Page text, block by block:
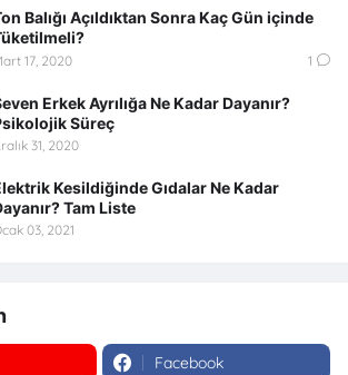
Balığı Açıldıktan Sonra Kaç Gün içinde
17, 2020 1
Erkek Ayrılığa Ne Kadar Dayanır?
Süreç
31, 2020
Kesildiğinde Gıdalar Ne Kadar
Tam Liste
03, 2021
Facebook